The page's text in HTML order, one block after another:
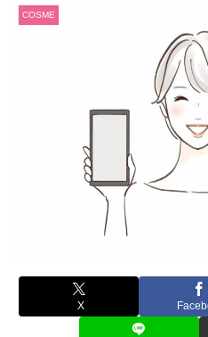
COSME
X